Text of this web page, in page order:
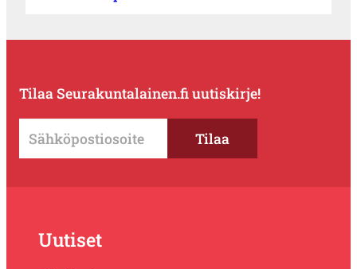
Tilaa Seurakuntalainen.fi uutiskirje!
Uutiset